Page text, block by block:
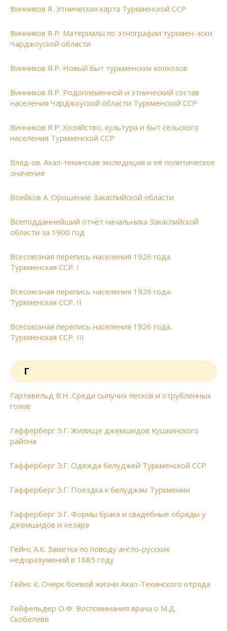
Винников Я. Этническая карта Туркменской ССР
Винников Я.Р. Материалы по этнографии туркмен-эски
Чарджоуской области
Винников Я.Р. Новый быт туркменских колхозов
Винников Я.Р. Родоплеменной и этнический состав
населения Чарджоуской области Туркменской ССР
Винников Я.Р. Хозяйство, культура и быт сельского
населения Туркменской ССР
Влад-ов. Ахал-текинская экспедиция и её политическое
значение
Воейков А. Орошение Закаспийской области
Всеподданнейший отчёт начальника Закаспийской
области за 1900 год
Всесоюзная перепись населения 1926 года.
Туркменская ССР. I
Всесоюзная перепись населения 1926 года.
Туркменская ССР. II
Всесоюзная перепись населения 1926 года.
Туркменская ССР. III
Г
Гартевельд В.Н. Среди сыпучих песков и отрубленных
голов
Гафферберг Э.Г. Жилище джемшидов Кушкинского
района
Гафферберг Э.Г. Одежда белуджей Туркменской ССР
Гафферберг Э.Г. Поездка к белуджам Туркмении
Гафферберг Э.Г. Формы брака и свадебные обряды у
джемшидов и хезарэ
Гейнс А.К. Заметка по поводу англо-русских
недоразумений в 1885 году
Гейнс К. Очерк боевой жизни Ахал-Текинского отряда
Гейфельдер О.Ф. Воспоминания врача о М.Д.
Скобелеве